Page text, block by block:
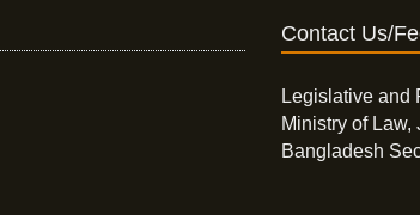
Contact Us/
Legislative and
Ministry of
Bangladesh